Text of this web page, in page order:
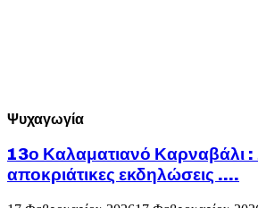
Ψυχαγωγία
13ο Καλαματιανό Καρναβάλι :
αποκριάτικες εκδηλώσεις ….